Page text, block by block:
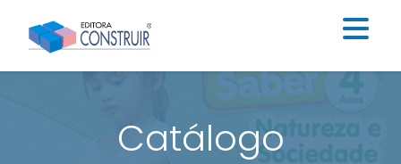
Institucional
Catálogo
Catálogo